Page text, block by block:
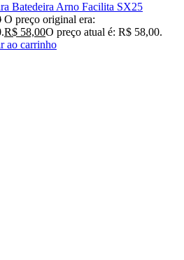
Batedeira Arno Facilita SX25
O preço original era:
R$ 58,00O preço atual é: R$ 58,00.
ao carrinho